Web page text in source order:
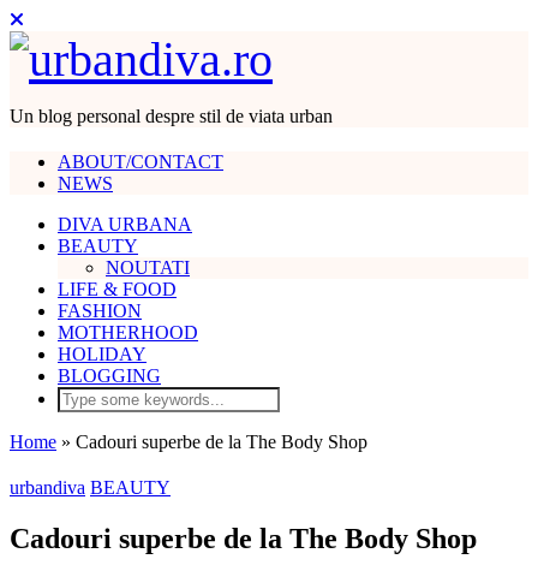
Un blog personal despre stil de viata urban
ABOUT/CONTACT
NEWS
DIVA URBANA
BEAUTY
NOUTATI
LIFE & FOOD
FASHION
MOTHERHOOD
HOLIDAY
BLOGGING
Home » Cadouri superbe de la The Body Shop
urbandiva BEAUTY
Cadouri superbe de la The Body Shop